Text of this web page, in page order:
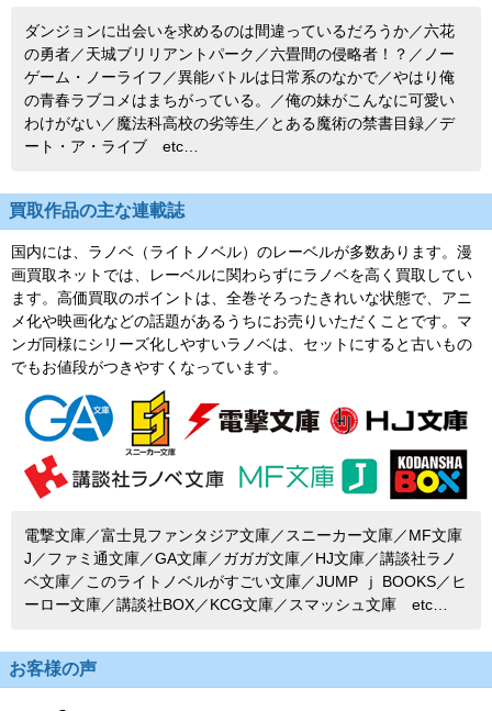
ダンジョンに出会いを求めるのは間違っているだろうか／六花
の勇者／天城ブリリアントパーク／六畳間の侵略者！？／ノー
ゲーム・ノーライフ／異能バトルは日常系のなかで／やはり俺
の青春ラブコメはまちがっている。／俺の妹がこんなに可愛い
わけがない／魔法科高校の劣等生／とある魔術の禁書目録／デ
ート・ア・ライブ etc…
買取作品の主な連載誌
国内には、ラノベ（ライトノベル）のレーベルが多数あります。漫
画買取ネットでは、レーベルに関わらずにラノベを高く買取してい
ます。高価買取のポイントは、全巻そろったきれいな状態で、アニ
メ化や映画化などの話題があるうちにお売りいただくことです。マ
ンガ同様にシリーズ化しやすいラノベは、セットにすると古いもの
でもお値段がつきやすくなっています。
電撃文庫／富士見ファンタジア文庫／スニーカー文庫／MF文庫
J／ファミ通文庫／GA文庫／ガガガ文庫／HJ文庫／講談社ラノ
ベ文庫／このライトノベルがすごい文庫／JUMP ｊ BOOKS／ヒ
ーロー文庫／講談社BOX／KCG文庫／スマッシュ文庫 etc…
お客様の声